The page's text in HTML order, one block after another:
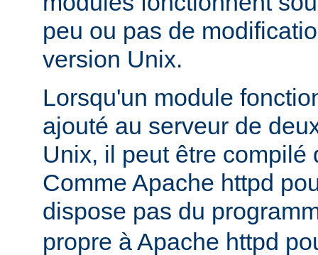
peu ou pas de
version Unix.
Lorsqu'un module
ajouté au serveur de
Unix, il peut être compilé
Comme Apache httpd
dispose pas du
propre à Apache httpd